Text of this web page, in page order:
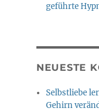
geführte
NEUESTE
Selbstliebe
Gehirn